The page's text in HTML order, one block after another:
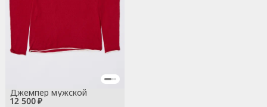
12 500 ₽
Джемпер мужской